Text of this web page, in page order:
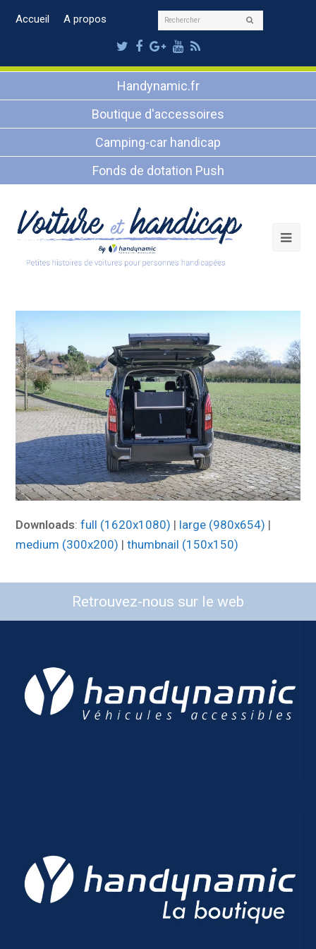
Accueil A propos Rechercher
Twitter
Facebook
Google
Plus
Youtube
RSS
Handynamic.fr
Boutique d'accessoires
Camping-car handicap
Fonds de dotation Push
Downloads:full (1620x1080) | large (980x654) |
medium (300x200) |thumbnail (150x150)
Retrouvez-nous sur le web